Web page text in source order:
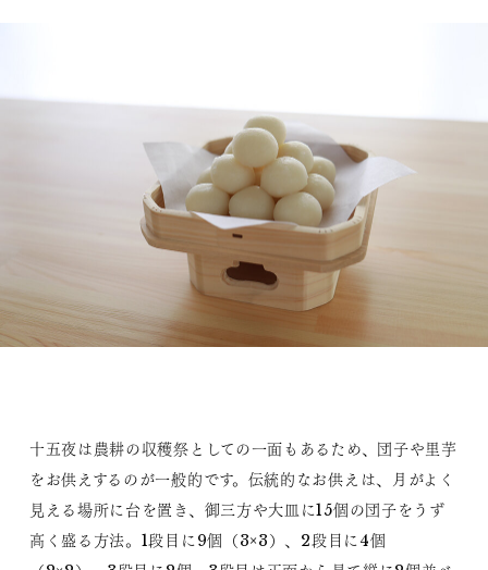
十五夜は農耕の収穫祭としての一面もあるため、団子や里芋
をお供えするのが一般的です。伝統的なお供えは、月がよく
見える場所に台を置き、御三方や大皿に15個の団子をうず
高く盛る方法。1段目に9個（3×3）、2段目に4個